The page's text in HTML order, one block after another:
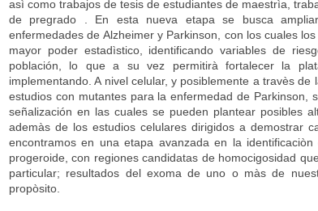
asì como trabajos de tesis de estudiantes de maestrìa,
de pregrado . En esta nueva etapa se busca
enfermedades de Alzheimer y Parkinson, con los cuales
mayor poder estadìstico, identificando variables de
población, lo que a su vez permitirà fortalecer la
implementando. A nivel celular, y posiblemente a travès
estudios con mutantes para la enfermedad de Parkinson,
señalización en las cuales se pueden plantear posibles
ademàs de los estudios celulares dirigidos a demostrar
encontramos en una etapa avanzada en la
progeroide, con regiones candidatas de homocigosidad
particular; resultados del exoma de uno o màs de
propòsito.